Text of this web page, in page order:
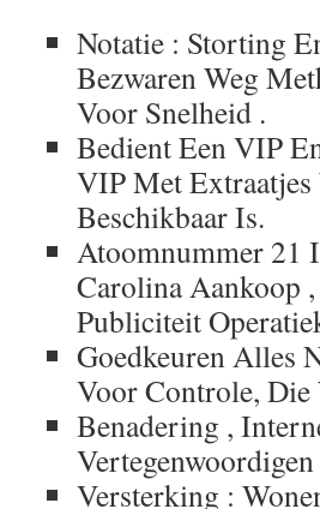
Notatie : Storting
Bezwaren Weg
Voor Snelheid .
Bedient Een VIP
VIP Met Extraatjes
Beschikbaar Is.
Atoomnummer 21
Carolina Aankoop
Publiciteit
Goedkeuren Alles
Voor Controle, Die
Benadering ,
Versterking :